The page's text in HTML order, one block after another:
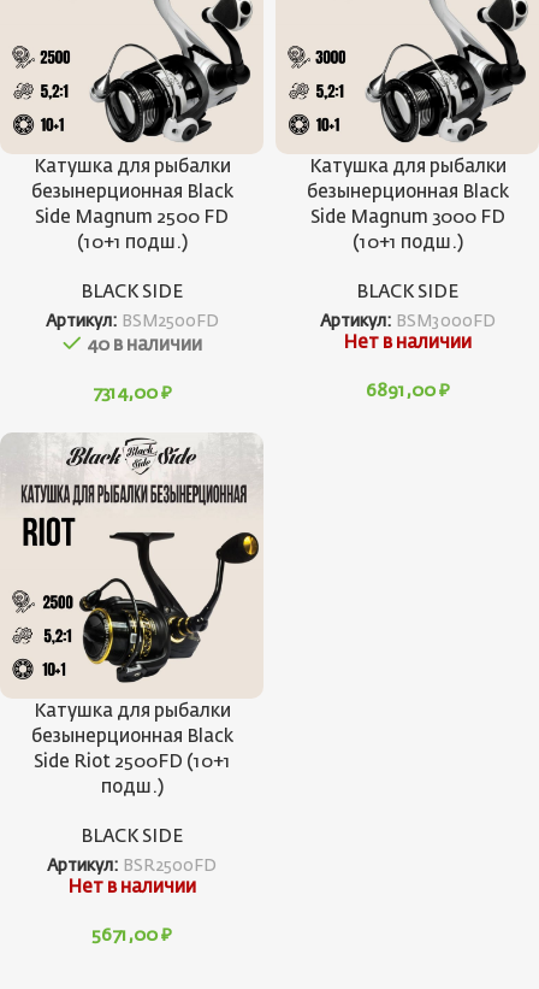
Катушка для рыбалки
безынерционная Black
Side Magnum 2500 FD
(10+1 подш.)
BLACK SIDE
Артикул: BSM2500FD
40 в наличии
7314,00 ₽
Катушка для рыбалки
безынерционная Black
Side Magnum 3000 FD
(10+1 подш.)
BLACK SIDE
Артикул: BSM3000FD
Нет в наличии
6891,00 ₽
Катушка для рыбалки
безынерционная Black
Side Riot 2500FD (10+1
подш.)
BLACK SIDE
Артикул: BSR2500FD
Нет в наличии
5671,00 ₽